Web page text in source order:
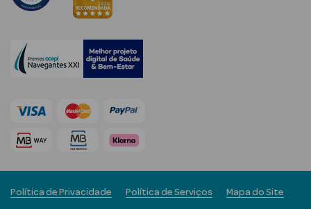
Cosmética
Rosto
Séruns Faciais
Creme de Olhos
envelhecimento
Política de Privacidade Política de Serviços Mapa do Site